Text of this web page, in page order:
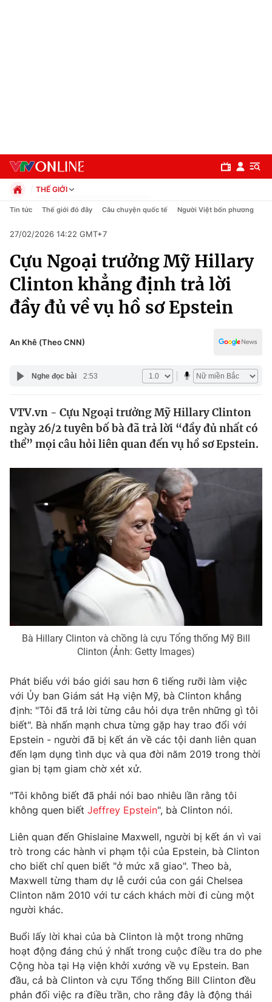
Chuyên mục
Chính trị
Xã hội
Pháp luật
Y tế
Thế giới
Tin tức
Thế giới đó đây
Câu chuyện quốc tế
Kinh tế
Thị trường
Góc doanh nghiệp
Dữ liệu và đời sống
Truyền hình
Phim VTV
Hậu trường
Giải sao mai
Sao
Làm đẹp
Giáo dục
Học trực tuyến
Hitech Công nghệ tương lai
Sản phẩm
Thị trường
Tư vấn
Giao lưu trực tuyến
Lịch phát sóng
Chuyên mục khác
Emagazine Podcast
Photo Infographic
Video Shorts video
VTV Money
VTV Sức khoẻ Bất động sản
Thị trường 24h Tấm lòng Việt
THẾ GIỚI
Chính trị
Pháp luật
Kinh tế
Thể thao
Truyền hình
Văn hóa - Giải trí
Công nghệ
Tin tức Thế giới đó đây Câu chuyện quốc tế Người Việt bốn phương
27/02/2026 14:22 GMT+7
Cựu Ngoại trưởng Mỹ Hillary
Clinton khẳng định trả lời
đầy đủ về vụ hồ sơ Epstein
An Khê (Theo CNN)
Nghe đọc bài 2:53
VTV.vn - Cựu Ngoại trưởng Mỹ Hillary Clinton
ngày 26/2 tuyên bố bà đã trả lời “đầy đủ nhất có
thể” mọi câu hỏi liên quan đến vụ hồ sơ Epstein.
Bà Hillary Clinton và chồng là cựu Tổng thống Mỹ Bill
Clinton (Ảnh: Getty Images)
Phát biểu với báo giới sau hơn 6 tiếng rưỡi làm việc
với Ủy ban Giám sát Hạ viện Mỹ, bà Clinton khẳng
định: "Tôi đã trả lời từng câu hỏi dựa trên những gì tôi
biết". Bà nhấn mạnh chưa từng gặp hay trao đổi với
Epstein - người đã bị kết án về các tội danh liên quan
đến lạm dụng tình dục và qua đời năm 2019 trong thời
gian bị tạm giam chờ xét xử.
"Tôi không biết đã phải nói bao nhiêu lần rằng tôi
không quen biết Jeffrey Epstein", bà Clinton nói.
Liên quan đến Ghislaine Maxwell, người bị kết án vì vai
trò trong các hành vi phạm tội của Epstein, bà Clinton
cho biết chỉ quen biết "ở mức xã giao". Theo bà,
Maxwell từng tham dự lễ cưới của con gái Chelsea
Clinton năm 2010 với tư cách khách mời đi cùng một
người khác.
Buổi lấy lời khai của bà Clinton là một trong những
hoạt động đáng chú ý nhất trong cuộc điều tra do phe
Cộng hòa tại Hạ viện khởi xướng về vụ Epstein. Ban
đầu, cả bà Clinton và cựu Tổng thống Bill Clinton đều
phản đối việc ra điều trần, cho rằng đây là động thái